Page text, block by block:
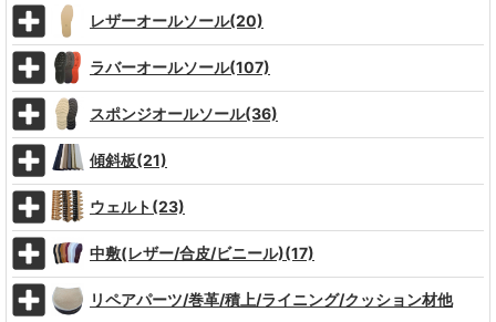
レザーオールソール(20)
ラバーオールソール(107)
スポンジオールソール(36)
傾斜板(21)
ウェルト(23)
中敷(レザー/合皮/ビニール)(17)
リペアパーツ/巻革/積上/ライニング/クッション材他